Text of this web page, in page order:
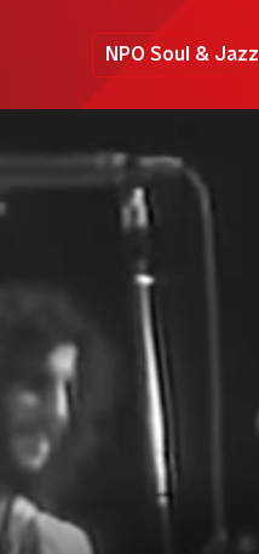
NPO Soul & Jazz